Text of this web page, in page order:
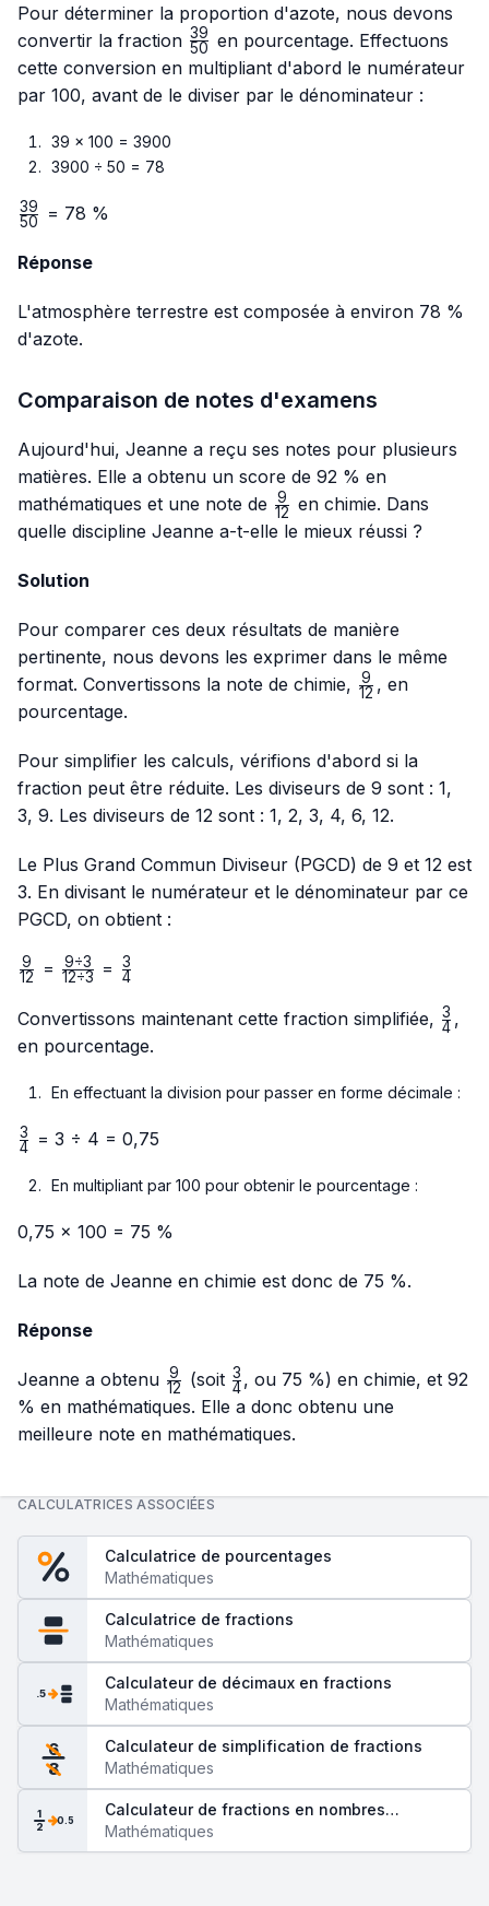
Pour déterminer la proportion d'azote, nous devons
convertir la fraction \frac{39}
{50}
50
39 en pourcentage. Effectuons
cette conversion en multipliant d'abord le numérateur
par 100, avant de le diviser par le dénominateur :
39 × 100 = 3900
3900 ÷ 50 = 78
\frac{39}
50
39 = 78 %
Réponse
L'atmosphère terrestre est composée à environ 78 %
d'azote.
Comparaison de notes d'examens
Aujourd'hui, Jeanne a reçu ses notes pour plusieurs
matières. Elle a obtenu un score de 92 % en
mathématiques et une note de \frac{9}
{12}
12
9
en chimie. Dans
quelle discipline Jeanne a-t-elle le mieux réussi ?
Solution
Pour comparer ces deux résultats de manière
pertinente, nous devons les exprimer dans le même
format. Convertissons la note de chimie, \frac{9}
12
9 , en
pourcentage.
Pour simplifier les calculs, vérifions d'abord si la
fraction peut être réduite. Les diviseurs de 9 sont : 1,
3, 9. Les diviseurs de 12 sont : 1, 2, 3, 4, 6, 12.
Le Plus Grand Commun Diviseur (PGCD) de 9 et 12 est
3. En divisant le numérateur et le dénominateur par ce
PGCD, on obtient :
\frac{9}
12
9 = \frac{9
{12 ÷
3}
12÷3
9÷3 = \frac{3}
4
3
Convertissons maintenant cette fraction simplifiée, 4
3 ,
en pourcentage.
En effectuant la division pour passer en forme décimale :
\frac{3}
4
3 = 3 ÷ 4 = 0,75
En multipliant par 100 pour obtenir le pourcentage :
0,75 × 100 = 75 %
La note de Jeanne en chimie est donc de 75 %.
Réponse
Jeanne a obtenu \frac{9}
{12}
12
9 (soit \frac{3}
{4}
4
3 , ou 75 %) en chimie, et 92
% en mathématiques. Elle a donc obtenu une
meilleure note en mathématiques.
CALCULATRICES ASSOCIÉES
Calculatrice de pourcentages
Mathématiques
Calculatrice de fractions
Mathématiques
.5
Calculateur de décimaux en fractions
Mathématiques
6
8
Calculateur de simplification de fractions
Mathématiques
1
2 0.5
Calculateur de fractions en nombres
décimaux
Mathématiques